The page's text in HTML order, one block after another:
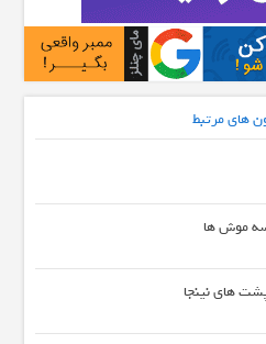
های مرتبط
موش ها
های نینجا